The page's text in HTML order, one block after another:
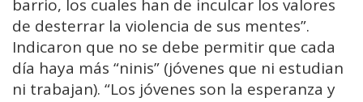
barrio, los cuales han de inculcar los valores
de desterrar la violencia de sus mentes”.
Indicaron que no se debe permitir que cada
día haya más “ninis” (jóvenes que ni estudian
ni trabajan). “Los jóvenes son la esperanza y